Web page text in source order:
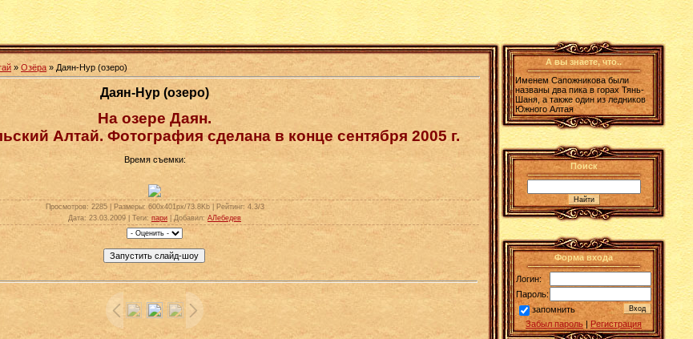
» Озёра » Даян-Нур (озеро)
Даян-Нур (озеро)
На озере Даян.
Алтай. Фотография сделана в конце сентября 2005 г.
Время съемки:
Просмотров: 2285 | Размеры: 600x401px/73.8Kb | Рейтинг: 4.3/3
Дата: 23.03.2009 | Теги: пари |Добавил: АЛебедев
А вы знаете, что..
Именем Сапожникова были
названы два пика в горах Тянь-
Шаня, а также один из ледников
Южного Алтая
Поиск
Форма входа
Логин:
Пароль:
запомнить
Забыл пароль | Регистрация